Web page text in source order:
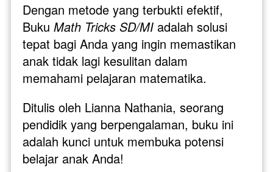
Dengan metode yang terbukti efektif,
Buku Math Tricks SD/MI adalah solusi
tepat bagi Anda yang ingin memastikan
anak tidak lagi kesulitan dalam
memahami pelajaran matematika.
Ditulis oleh Lianna Nathania, seorang
pendidik yang berpengalaman, buku ini
adalah kunci untuk membuka potensi
belajar anak Anda!